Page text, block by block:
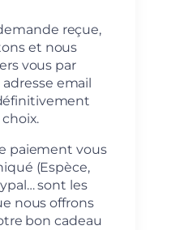
reçue,
et nous
vous par
email
paiement vous
(Espèce,
sont les
nous offrons
bon cadeau